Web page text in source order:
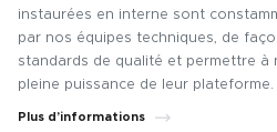
instaurées en interne sont
par nos équipes techniques, de
standards de qualité et permettre à
pleine puissance de leur plateforme.
Plus d’informations